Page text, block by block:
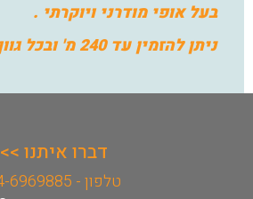
בעל אופי מודרני ויוקרתי .
ניתן להזמין עד 240 מ' ובכל גוון.
דברו איתנו >>
טלפון - 04-6969885